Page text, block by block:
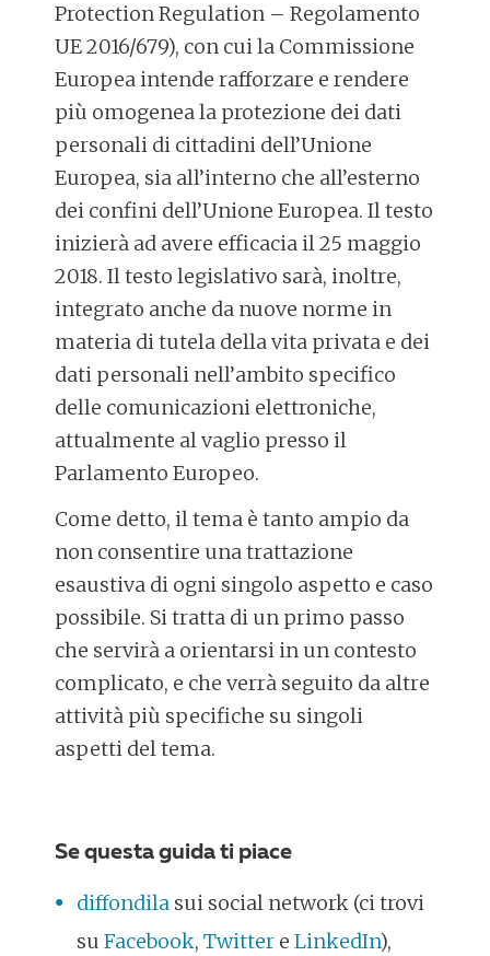
Protection Regulation – Regolamento
UE 2016/679), con cui la Commissione
Europea intende rafforzare e rendere
più omogenea la protezione dei dati
personali di cittadini dell’Unione
Europea, sia all’interno che all’esterno
dei confini dell’Unione Europea. Il testo
inizierà ad avere efficacia il 25 maggio
2018. Il testo legislativo sarà, inoltre,
integrato anche da nuove norme in
materia di tutela della vita privata e dei
dati personali nell’ambito specifico
delle comunicazioni elettroniche,
attualmente al vaglio presso il
Parlamento Europeo.
Come detto, il tema è tanto ampio da
non consentire una trattazione
esaustiva di ogni singolo aspetto e caso
possibile. Si tratta di un primo passo
che servirà a orientarsi in un contesto
complicato, e che verrà seguito da altre
attività più specifiche su singoli
aspetti del tema.
Se questa guida ti piace
diffondila sui social network (ci trovi
suFacebook,Twitter eLinkedIn),